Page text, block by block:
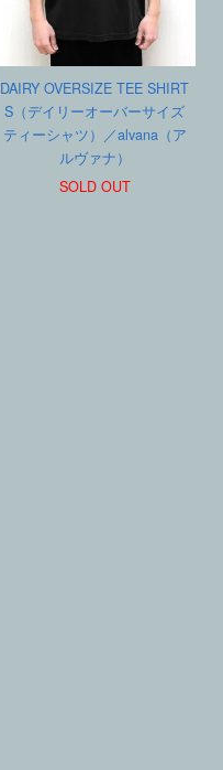
DAIRY OVERSIZE TEE SHIRT
S（デイリーオーバーサイズ
ティーシャツ）／alvana（ア
ルヴァナ）
SOLD OUT